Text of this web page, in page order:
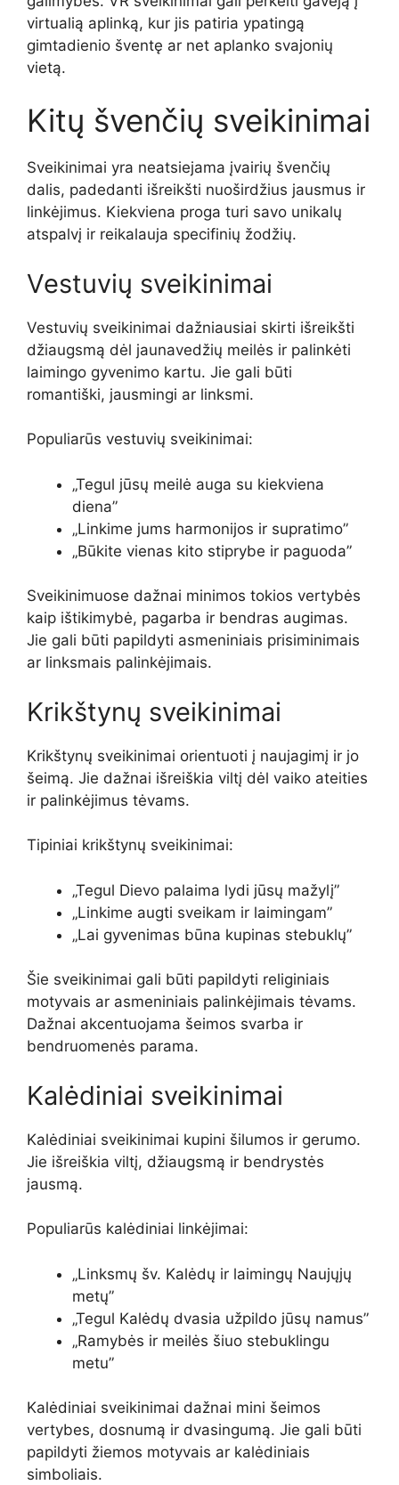
virtualią aplinką, kur jis patiria ypatingą
gimtadienio šventę ar net aplanko svajonių
vietą.
Kitų švenčių sveikinimai
Sveikinimai yra neatsiejama įvairių švenčių
dalis, padedanti išreikšti nuoširdžius jausmus ir
linkėjimus. Kiekviena proga turi savo unikalų
atspalvį ir reikalauja specifinių žodžių.
Vestuvių sveikinimai
Vestuvių sveikinimai dažniausiai skirti išreikšti
džiaugsmą dėl jaunavedžių meilės ir palinkėti
laimingo gyvenimo kartu. Jie gali būti
romantiški, jausmingi ar linksmi.
Populiarūs vestuvių sveikinimai:
„Tegul jūsų meilė auga su kiekviena
diena”
„Linkime jums harmonijos ir supratimo”
„Būkite vienas kito stiprybe ir paguoda”
Sveikinimuose dažnai minimos tokios vertybės
kaip ištikimybė, pagarba ir bendras augimas.
Jie gali būti papildyti asmeniniais prisiminimais
ar linksmais palinkėjimais.
Krikštynų sveikinimai
Krikštynų sveikinimai orientuoti į naujagimį ir jo
šeimą. Jie dažnai išreiškia viltį dėl vaiko ateities
ir palinkėjimus tėvams.
Tipiniai krikštynų sveikinimai:
„Tegul Dievo palaima lydi jūsų mažylį”
„Linkime augti sveikam ir laimingam”
„Lai gyvenimas būna kupinas stebuklų”
Šie sveikinimai gali būti papildyti religiniais
motyvais ar asmeniniais palinkėjimais tėvams.
Dažnai akcentuojama šeimos svarba ir
bendruomenės parama.
Kalėdiniai sveikinimai
Kalėdiniai sveikinimai kupini šilumos ir gerumo.
Jie išreiškia viltį, džiaugsmą ir bendrystės
jausmą.
Populiarūs kalėdiniai linkėjimai:
„Linksmų šv. Kalėdų ir laimingų Naujųjų
metų”
„Tegul Kalėdų dvasia užpildo jūsų namus”
„Ramybės ir meilės šiuo stebuklingu
metu”
Kalėdiniai sveikinimai dažnai mini šeimos
vertybes, dosnumą ir dvasingumą. Jie gali būti
papildyti žiemos motyvais ar kalėdiniais
simboliais.